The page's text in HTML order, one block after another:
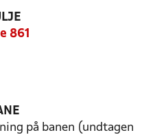
861
på banen (undtagen